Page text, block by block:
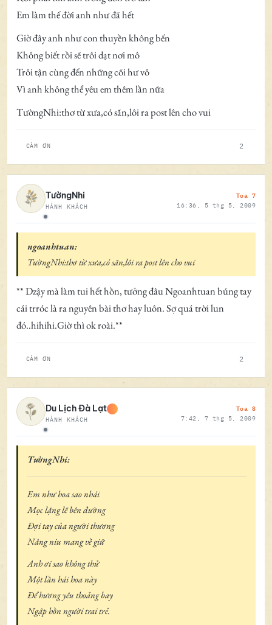
Em làm thế đời anh như đã hết
Giờ đây anh như con thuyền không bến
Không biết rồi sẽ trôi dạt nơi mô
Trôi tận cùng đến những cõi hư vô
Vì anh không thể yêu em thêm lần nữa
TườngNhi:thơ từ xưa,có sãn,lôi ra post lên cho vui
CẢM ƠN 2
Ngoại tuyến
TườngNhi
HÀNH KHÁCH
Toa 7
16:36, 5 thg 5, 2009
ngoanhtuan:
TườngNhi:thơ từ xưa,có sãn,lôi ra post lên cho vui
** Dzậy mà làm tui hết hồn, tưởng đâu Ngoanhtuan búng tay
cái trróc là ra nguyên bài thơ hay luôn. Sợ quá trời lun
đó..hihihi.Giờ thì ok roài.**
CẢM ƠN 2
Ngoại tuyến
Du Lịch Đà Lạt
HÀNH KHÁCH
Toa 8
7:42, 7 thg 5, 2009
TườngNhi:
Em như hoa sao nhái
Mọc lặng lẽ bên đường
Đợi tay của người thương
Nâng niu mang về giữ
Anh ơi sao không thử
Một lần hái hoa này
Để hương yêu thoảng bay
Ngập hồn người trai trẻ.